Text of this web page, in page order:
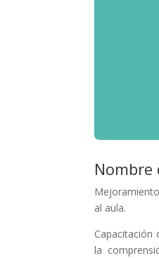
Nombre
al aula.
Capacitación
la